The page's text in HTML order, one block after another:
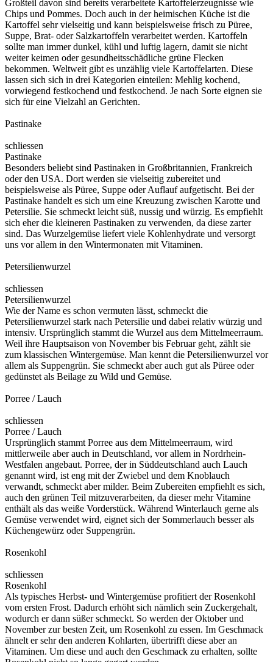
Großteil davon sind bereits verarbeitete Kartoffelerzeugnisse wie
Chips und Pommes. Doch auch in der heimischen Küche ist die
Kartoffel sehr vielseitig und kann beispielsweise frisch zu Püree,
Suppe, Brat- oder Salzkartoffeln verarbeitet werden. Kartoffeln
sollte man immer dunkel, kühl und luftig lagern, damit sie nicht
weiter keimen oder gesundheitsschädliche grüne Flecken
bekommen. Weltweit gibt es unzählig viele Kartoffelarten. Diese
lassen sich sich in drei Kategorien einteilen: Mehlig kochend,
vorwiegend festkochend und festkochend. Je nach Sorte eignen sie
sich für eine Vielzahl an Gerichten.
Pastinake
schliessen
Pastinake
Besonders beliebt sind Pastinaken in Großbritannien, Frankreich
oder den USA. Dort werden sie vielseitig zubereitet und
beispielsweise als Püree, Suppe oder Auflauf aufgetischt. Bei der
Pastinake handelt es sich um eine Kreuzung zwischen Karotte und
Petersilie. Sie schmeckt leicht süß, nussig und würzig. Es empfiehlt
sich eher die kleineren Pastinaken zu verwenden, da diese zarter
sind. Das Wurzelgemüse liefert viele Kohlenhydrate und versorgt
uns vor allem in den Wintermonaten mit Vitaminen.
Petersilienwurzel
schliessen
Petersilienwurzel
Wie der Name es schon vermuten lässt, schmeckt die
Petersilienwurzel stark nach Petersilie und dabei relativ würzig und
intensiv. Ursprünglich stammt die Wurzel aus dem Mittelmeerraum.
Weil ihre Hauptsaison von November bis Februar geht, zählt sie
zum klassischen Wintergemüse. Man kennt die Petersilienwurzel vor
allem als Suppengrün. Sie schmeckt aber auch gut als Püree oder
gedünstet als Beilage zu Wild und Gemüse.
Porree / Lauch
schliessen
Porree / Lauch
Ursprünglich stammt Porree aus dem Mittelmeerraum, wird
mittlerweile aber auch in Deutschland, vor allem in Nordrhein-
Westfalen angebaut. Porree, der in Süddeutschland auch Lauch
genannt wird, ist eng mit der Zwiebel und dem Knoblauch
verwandt, schmeckt aber milder. Beim Zubereiten empfiehlt es sich,
auch den grünen Teil mitzuverarbeiten, da dieser mehr Vitamine
enthält als das weiße Vorderstück. Während Winterlauch gerne als
Gemüse verwendet wird, eignet sich der Sommerlauch besser als
Küchengewürz oder Suppengrün.
Rosenkohl
schliessen
Rosenkohl
Als typisches Herbst- und Wintergemüse profitiert der Rosenkohl
vom ersten Frost. Dadurch erhöht sich nämlich sein Zuckergehalt,
wodurch er dann süßer schmeckt. So werden der Oktober und
November zur besten Zeit, um Rosenkohl zu essen. Im Geschmack
ähnelt er sehr den anderen Kohlarten, übertrifft diese aber an
Vitaminen. Um diese und auch den Geschmack zu erhalten, sollte